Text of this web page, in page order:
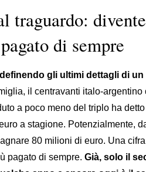
traguardo:
di sempre
gli ultimi dettagli di
il centravanti italo-argentino
a poco meno del triplo ha
a stagione. Potenzialmente,
80 milioni di euro. Una
pagato di sempre. Già, solo il